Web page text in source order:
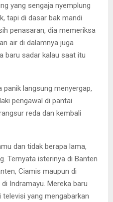
yang sengaja nyemplung
tapi di dasar bak mandi
penasaran, dia memeriksa
air di dalamnya juga
baru sadar kalau saat itu
langsung menyergap,
pengawal di pantai
reda dan kembali
dan tidak berapa lama,
Ternyata isterinya di Banten
Ciamis maupun di
Indramayu. Mereka baru
yang mengabarkan